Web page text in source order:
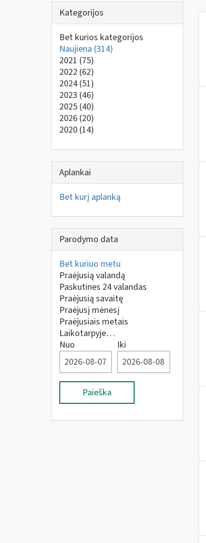
Kategorijos
Bet kurios kategorijos
Naujiena (314)
2021 (75)
2022 (62)
2024 (51)
2023 (46)
2025 (40)
2026 (20)
2020 (14)
Aplankai
Bet kurį aplanką
Parodymo data
Bet kuriuo metu
Praėjusią valandą
Paskutines 24 valandas
Praėjusią savaitę
Praėjusį mėnesį
Praėjusiais metais
Laikotarpyje…
Nuo
Iki
Paieška